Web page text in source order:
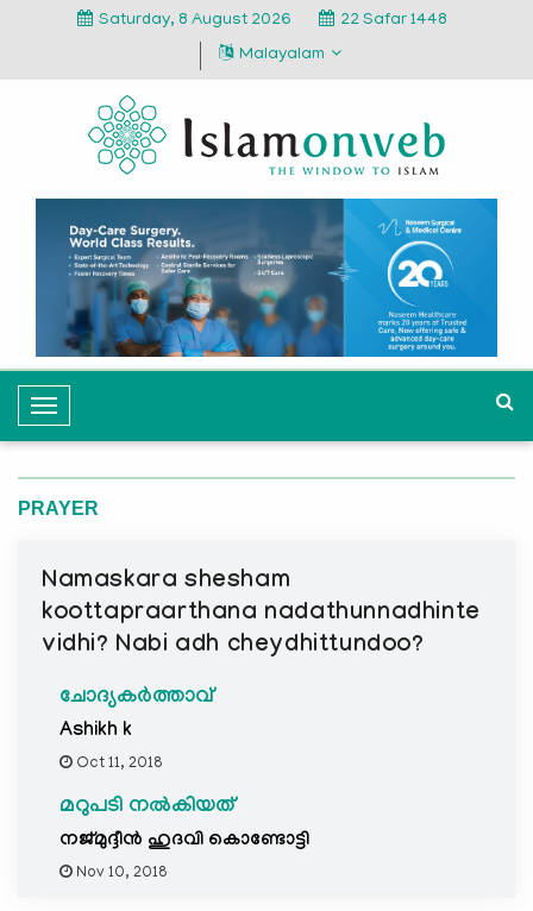
Saturday, 8 August 2026
22 Safar 1448
Malayalam
T
o
g
l
N
a
v
PRAYER
Namaskara shesham
koottapraarthana nadathunnadhinte
vidhi? Nabi adh cheydhittundoo?
ചോദ്യകർത്താവ്
Ashikh k
Oct 11, 2018
മറുപടി നൽകിയത്
നജ്മുദ്ദീൻ ഹുദവി കൊണ്ടോട്ടി
Nov 10, 2018